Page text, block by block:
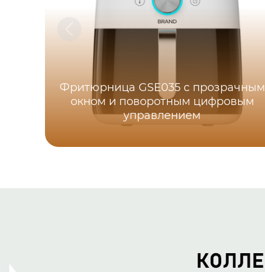
Фритюрница GSE035 с прозрачным
окном и поворотным цифровым
управлением